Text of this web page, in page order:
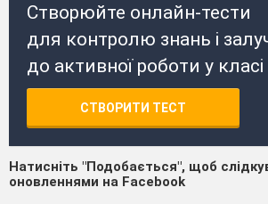
Створюйте онлайн-тести
для контролю знань і
до активної роботи у
СТВОРИТИ ТЕСТ
Натисніть "Подобається", щоб
оновленнями на Facebook